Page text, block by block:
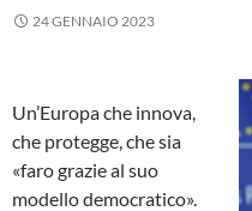
24 GENNAIO 2023
Un’Europa che innova,
che protegge, che sia
«faro grazie al suo
modello democratico».